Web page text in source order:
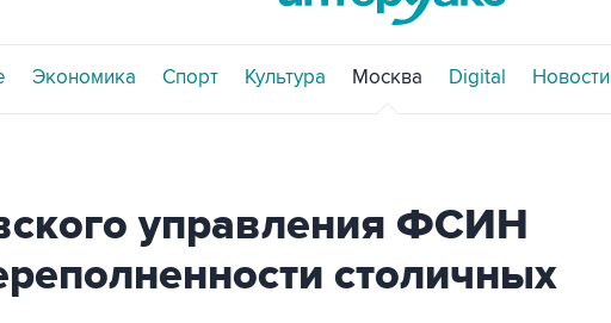
Экономика Спорт Культура Москва Digital Новости
управления ФСИН
столичных